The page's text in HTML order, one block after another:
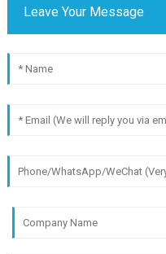
Leave Your Message